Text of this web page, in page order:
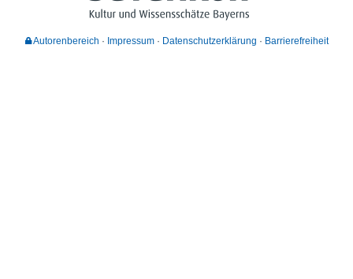
Autorenbereich Impressum Datenschutzerklärung Barrierefreiheit